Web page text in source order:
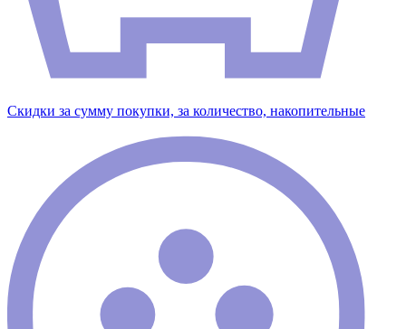
Скидки за сумму покупки, за количество, накопительные